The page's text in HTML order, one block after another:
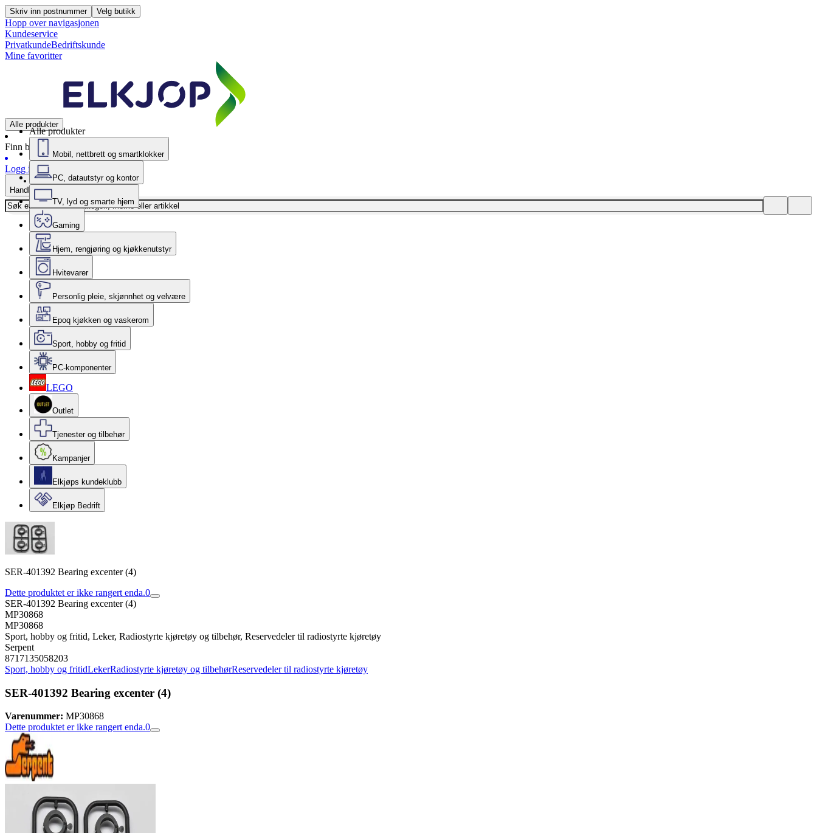
Skriv inn postnummer Velg butikk
Hopp over navigasjonen
Kundeservice
PrivatkundeBedriftskunde
Mine favoritter
Alle produkter
Finn butikk
Logg inn
Handlekurv
Alle produkter
Mobil, nettbrett og smartklokker
PC, datautstyr og kontor
TV, lyd og smarte hjem
Gaming
Hjem, rengjøring og kjøkkenutstyr
Hvitevarer
Personlig pleie, skjønnhet og velvære
Epoq kjøkken og vaskerom
Sport, hobby og fritid
PC-komponenter
LEGO
Outlet
Tjenester og tilbehør
Kampanjer
Elkjøps kundeklubb
Elkjøp Bedrift
SER-401392 Bearing excenter (4)
Dette produktet er ikke rangert enda.0
SER-401392 Bearing excenter (4)
MP30868
MP30868
Sport, hobby og fritid, Leker, Radiostyrte kjøretøy og tilbehør, Reservedeler til radiostyrte kjøretøy
Serpent
8717135058203
Sport, hobby og fritidLekerRadiostyrte kjøretøy og tilbehørReservedeler til radiostyrte kjøretøy
SER-401392 Bearing excenter (4)
Varenummer: MP30868
Dette produktet er ikke rangert enda.0